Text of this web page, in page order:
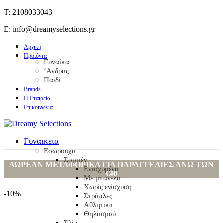
T: 2108033043
E: info@dreamyselections.gr
Αρχική
Προϊόντα
Γυναίκα
‘Ανδρας
Παιδί
Brands
Η Εταιρεία
Επικοινωνία
Γυναικεία
Εσώρουχα
Σουτιέν
Ενισχυμένα
Με μπανέλα
Χωρίς ενίσχυση
Στράπλες
Αθλητικά
Θηλασμού
ΔΩΡΕΑΝ ΜΕΤΑΦΟΡΙΚΑ ΓΙΑ ΠΑΡΑΓΓΕΛΙΕΣ ΑΝΩ ΤΩΝ
€40
-10%